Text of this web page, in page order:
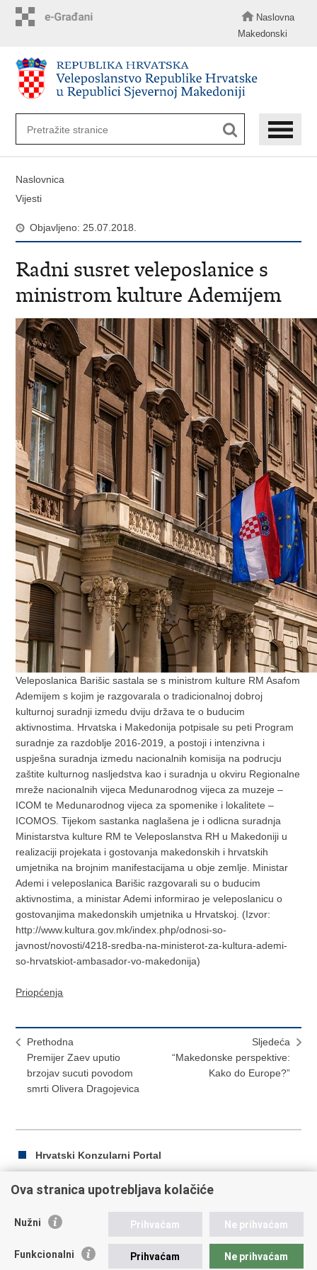
Naslovna
Makedonski
Naslovnica
Vijesti
Objavljeno: 25.07.2018.
Radni susret veleposlanice s
ministrom kulture Ademijem
Veleposlanica Barišic sastala se s ministrom kulture RM Asafom
Ademijem s kojim je razgovarala o tradicionalnoj dobroj
kulturnoj suradnji izmedu dviju država te o buducim
aktivnostima. Hrvatska i Makedonija potpisale su peti Program
suradnje za razdoblje 2016-2019, a postoji i intenzivna i
uspješna suradnja izmedu nacionalnih komisija na podrucju
zaštite kulturnog nasljedstva kao i suradnja u okviru Regionalne
mreže nacionalnih vijeca Medunarodnog vijeca za muzeje –
ICOM te Medunarodnog vijeca za spomenike i lokalitete –
ICOMOS. Tijekom sastanka naglašena je i odlicna suradnja
Ministarstva kulture RM te Veleposlanstva RH u Makedoniji u
realizaciji projekata i gostovanja makedonskih i hrvatskih
umjetnika na brojnim manifestacijama u obje zemlje. Ministar
Ademi i veleposlanica Barišic razgovarali su o buducim
aktivnostima, a ministar Ademi informirao je veleposlanicu o
gostovanjima makedonskih umjetnika u Hrvatskoj. (Izvor:
http://www.kultura.gov.mk/index.php/odnosi-so-
javnost/novosti/4218-sredba-na-ministerot-za-kultura-ademi-
so-hrvatskiot-ambasador-vo-makedonija)
Priopćenja
Prethodna
Premijer Zaev uputio
brzojav sucuti povodom
smrti Olivera Dragojevica
Sljedeća
“Makedonske perspektive:
Kako do Europe?”
Hrvatski Konzularni Portal
Ispiši
Podijeli
Facebooku
Twitteru
Republika Hrvatska
Ova stranica upotrebljava kolačiće
Nužni Prihvaćam Ne prihvaćam
Funkcionalni Prihvaćam Ne prihvaćam